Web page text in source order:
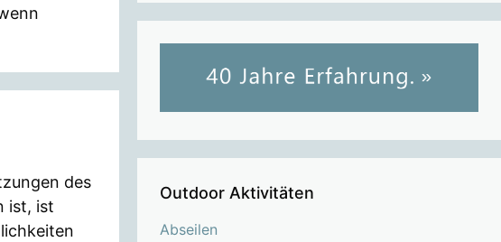
des
ist, ist
Outdoor Aktivitäten
Abseilen